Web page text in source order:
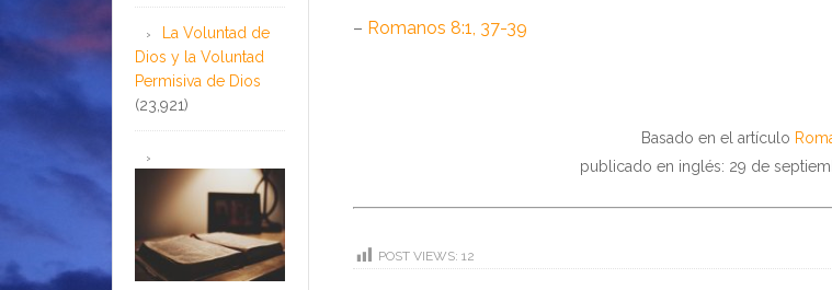
– Romanos 8:1, 37-39
Basado en el artículo
publicado en inglés: 29 de
POST VIEWS: 12
La Voluntad de
Dios y la Voluntad
Permisiva de Dios
(23,921)